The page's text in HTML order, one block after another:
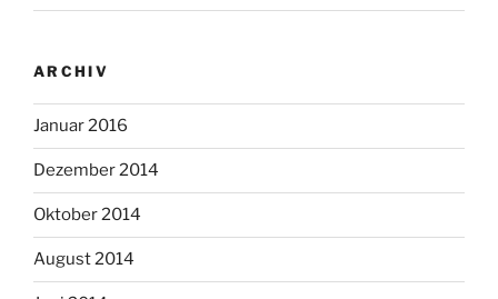
ARCHIV
Januar 2016
Dezember 2014
Oktober 2014
August 2014